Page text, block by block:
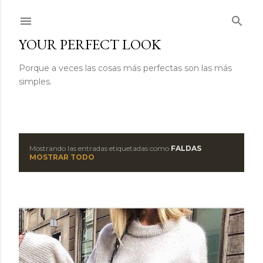
YOUR PERFECT LOOK
Porque a veces las cosas más perfectas son las más
simples.
t
r
a
Mostrando las entradas etiquetadas como FALDAS
MOSTRAR TODO